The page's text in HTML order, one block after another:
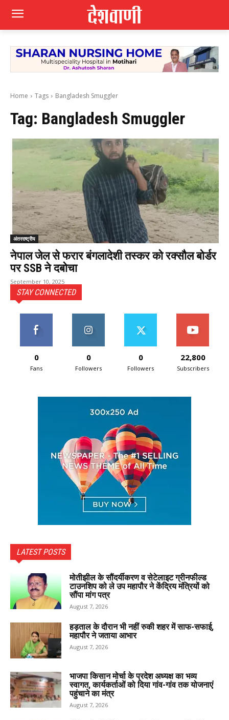
Home Tags Bangladesh Smuggler
Tag: Bangladesh Smuggler
अंतरराष्ट्रीय
नेपाल जेल से फरार बंगलादेशी तस्कर को रक्सौल बोर्डर
पर SSB ने दबोचा
September 10, 2025
STAY CONNECTED
0
Fans
0
Followers
0
Followers
22,800
Subscribers
LATEST POSTS
मोतीझील के सौंदर्यीकरण व सेटेलाइट ग्रीनफील्ड
टाउनशिप को ले उप महापौर ने केंद्रिय मंत्रियों को
सौंपा मांग पत्र
August 7, 2026
हड़ताल के दौरान भी नहीं रुकी शहर में साफ-सफाई,
महापौर ने जताया आभार
August 7, 2026
भाजपा किसान मोर्चा के प्रदेश अध्यक्ष का भव्य
स्वागत, कार्यकर्ताओं को दिया गांव-गांव तक योजनाएं
पहुंचाने का मंत्र
August 7, 2026